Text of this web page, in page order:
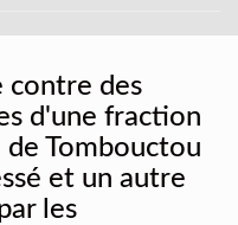
contre des
d'une fraction
de Tombouctou
et un autre
les